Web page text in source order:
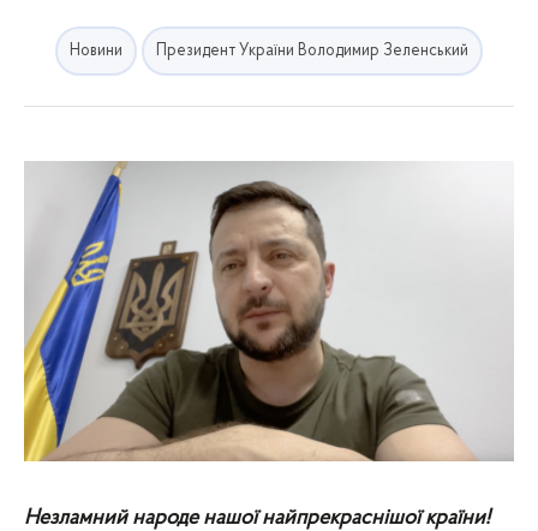
Новини Президент України Володимир Зеленський
Незламний народе нашої найпрекраснішої країни!